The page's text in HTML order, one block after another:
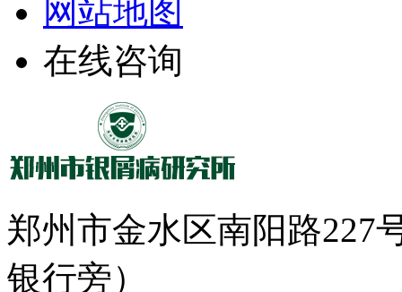
网站地图
在线咨询
郑州市金水区南阳路227
银行旁）